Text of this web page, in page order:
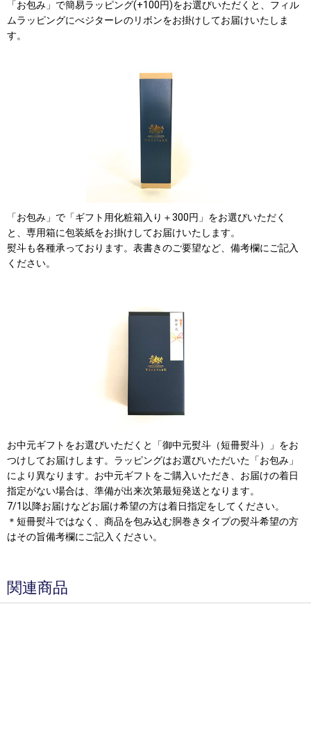
「お包み」で簡易ラッピング(+100円)をお選びいただくと、フィル
ムラッピングにべジターレのリボンをお掛けしてお届けいたしま
す。
「お包み」で「ギフト用化粧箱入り＋300円」をお選びいただく
と、専用箱に包装紙をお掛けしてお届けいたします。
熨斗も各種承っております。表書きのご要望など、備考欄にご記入
ください。
お中元ギフトをお選びいただくと「御中元熨斗（短冊熨斗）」をお
つけしてお届けします。ラッピングはお選びいただいた「お包み」
により異なります。お中元ギフトをご購入いただき、お届けの着日
指定がない場合は、準備が出来次第最短発送となります。
7/1以降お届けなどお届け希望の方は着日指定をしてください。
＊短冊熨斗ではなく、商品を包み込む胴巻きタイプの熨斗希望の方
はその旨備考欄にご記入ください。
関連商品